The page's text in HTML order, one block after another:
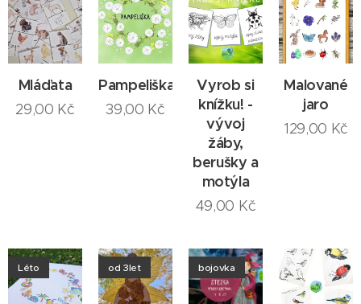
Mláďata
29,00 Kč
Pampeliška
39,00 Kč
Vyrob si
knížku! -
vývoj
žáby,
berušky a
motýla
49,00 Kč
Malované
jaro
129,00 Kč
Léto od 3let bojovka